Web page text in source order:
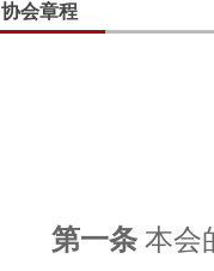
协会章程
第一条 本会